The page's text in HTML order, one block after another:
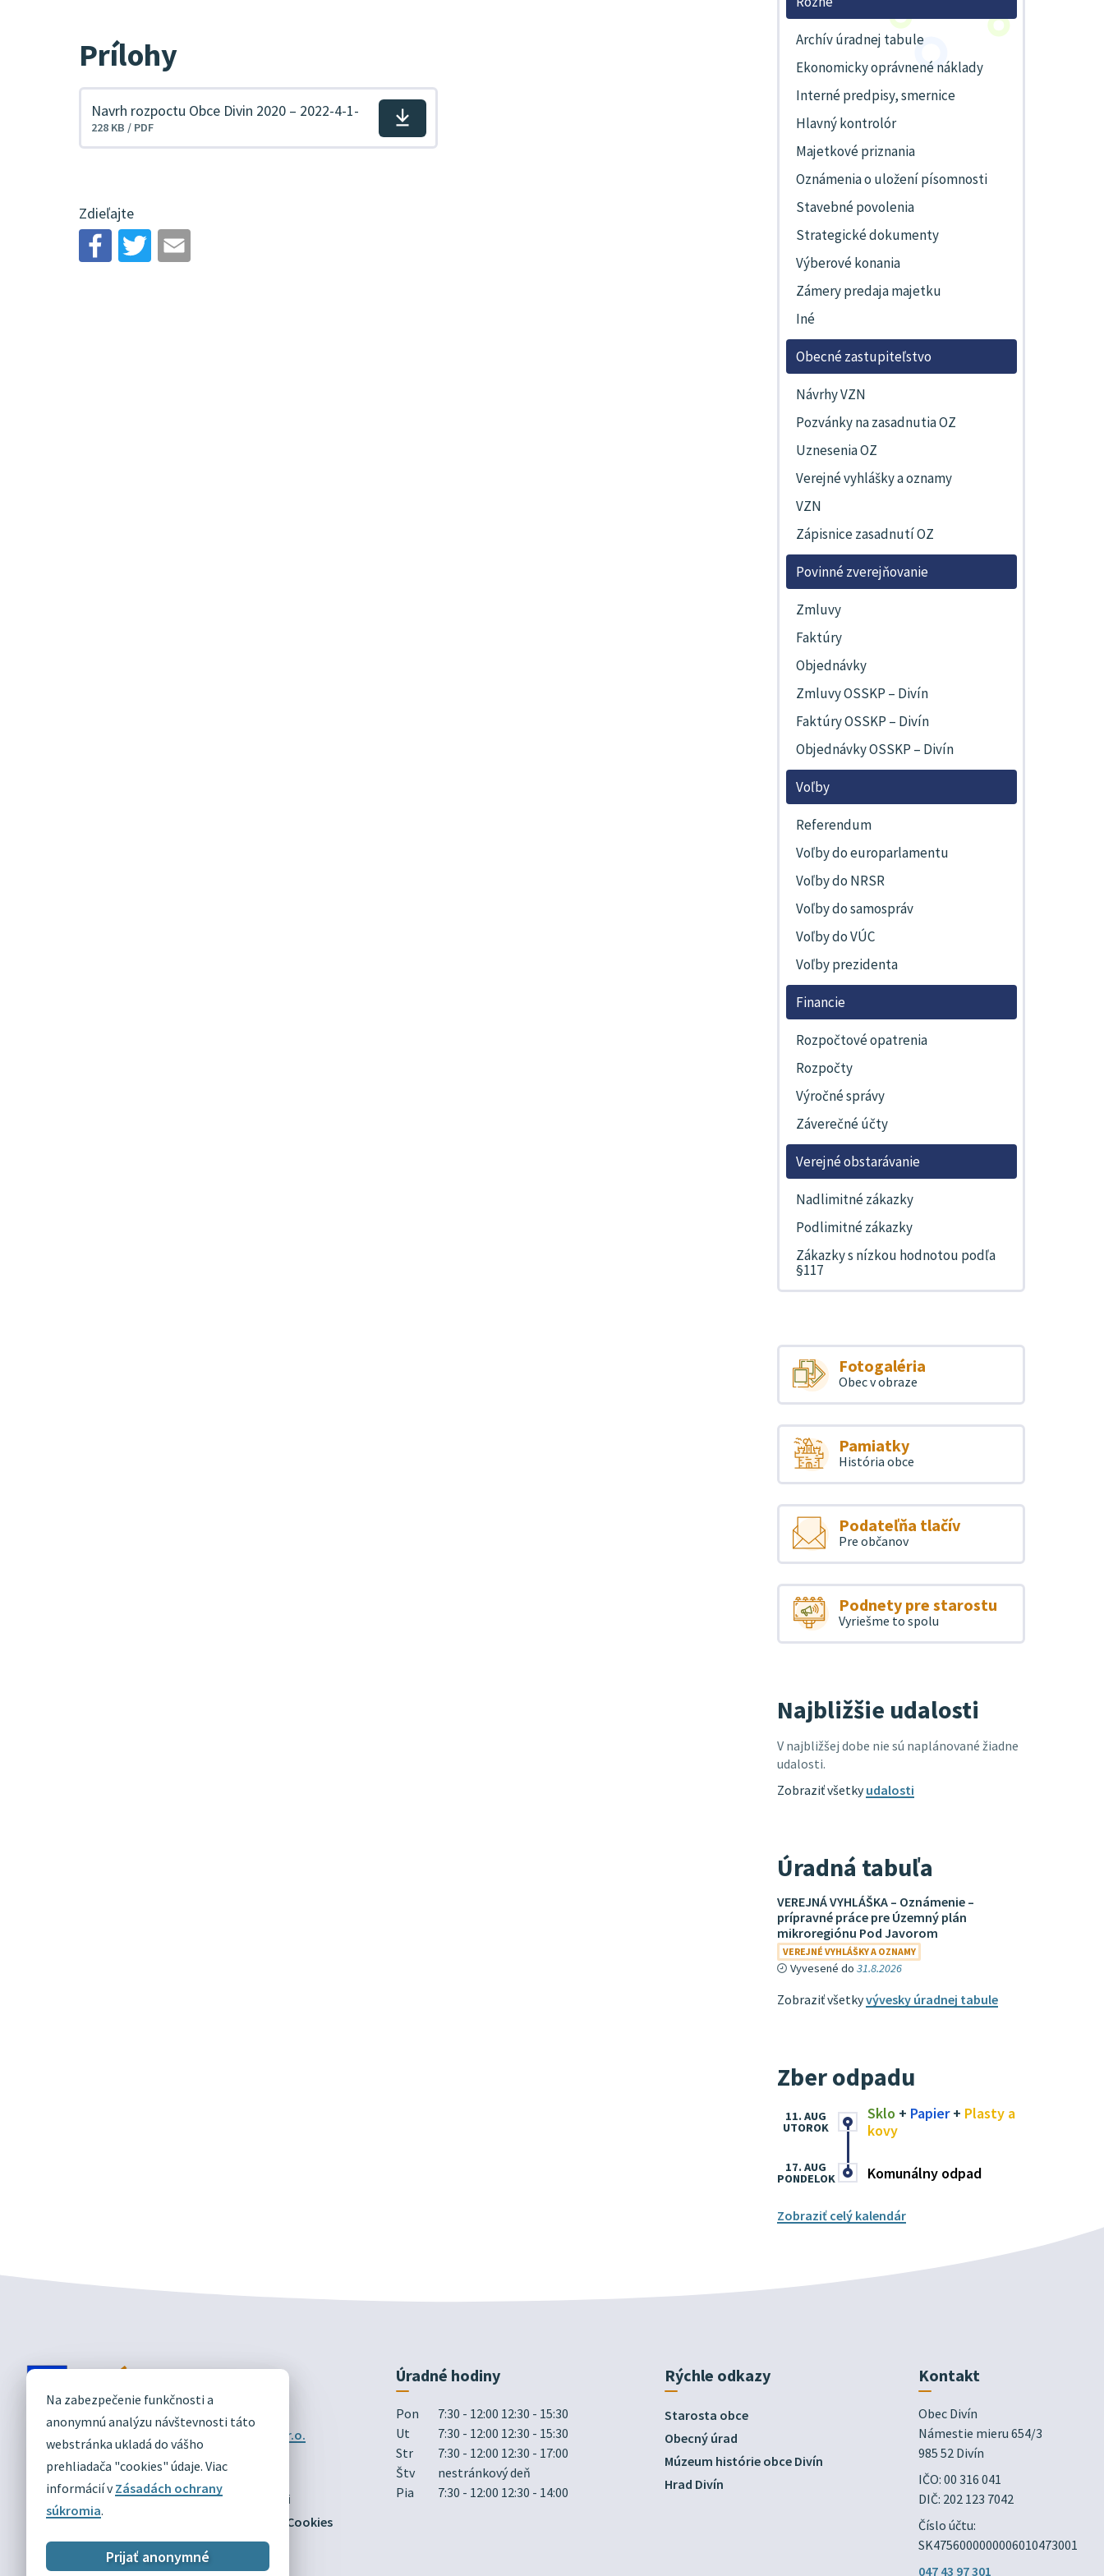
Na zabezpečenie funkčnosti a
anonymnú analýzu návštevnosti táto
webstránka ukladá do vášho
prehliadača "cookies" údaje. Viac
informácií vZásadách ochrany
súkromia.
Prijať anonymné
Prílohy
Stiahnuť
Navrh rozpoctu Obce Divin 2020 – 2022-4-1-
228 KB / PDF
Zdieľajte
Archív úradnej tabule
Ekonomicky oprávnené náklady
Interné predpisy, smernice
Hlavný kontrolór
Majetkové priznania
Oznámenia o uložení písomnosti
Stavebné povolenia
Strategické dokumenty
Výberové konania
Zámery predaja majetku
Iné
Obecné zastupiteľstvo
Návrhy VZN
Pozvánky na zasadnutia OZ
Uznesenia OZ
Verejné vyhlášky a oznamy
VZN
Zápisnice zasadnutí OZ
Povinné zverejňovanie
Zmluvy
Faktúry
Objednávky
Zmluvy OSSKP – Divín
Faktúry OSSKP – Divín
Objednávky OSSKP – Divín
Voľby
Referendum
Voľby do europarlamentu
Voľby do NRSR
Voľby do samospráv
Voľby do VÚC
Voľby prezidenta
Financie
Rozpočtové opatrenia
Rozpočty
Výročné správy
Záverečné účty
Verejné obstarávanie
Nadlimitné zákazky
Podlimitné zákazky
Zákazky s nízkou hodnotou podľa
§117
Fotogaléria
Obec v obraze
Pamiatky
História obce
Podateľňa tlačív
Pre občanov
Podnety pre starostu
Vyriešme to spolu
Najbližšie udalosti
V najbližšej dobe nie sú naplánované žiadne
udalosti.
Zobraziť všetkyudalosti
Úradná tabuľa
VEREJNÁ VYHLÁŠKA – Oznámenie –
prípravné práce pre Územný plán
mikroregiónu Pod Javorom
VEREJNÉ VYHLÁŠKY A OZNAMY
Vyvesené do 31.8.2026
Zobraziť všetkyvývesky úradnej tabule
Zber odpadu
Sklo + Papier+ Plasty a
kovy
11. AUG
UTOROK
Komunálny odpad
17. AUG
PONDELOK
Zobraziť celý kalendár
DIVÍN
OFICIÁLNE STRÁNKY
Technický prevádzkovateľ:
Alphabet partner s.r.o.
Správca obsahu:Obec Divín
Posledná aktualizácia:03.08.2026
Mapa
Vyhlásenie o prístupnosti
Zásady ochrany osobných údajov
Nastaviť Cookies
Úradné hodiny
Pon
7:30 - 12:00 12:30 - 15:30
Ut
7:30 - 12:00 12:30 - 15:30
Str
7:30 - 12:00 12:30 - 17:00
Štv
nestránkový deň
Pia
7:30 - 12:00 12:30 - 14:00
Rýchle odkazy
Starosta obce
Obecný úrad
Múzeum histórie obce Divín
Hrad Divín
Kontakt
Obec Divín
Námestie mieru 654/3
985 52 Divín
IČO: 00 316 041
DIČ: 202 123 7042
Číslo účtu:
SK4756000000006010473001
047 43 97 301